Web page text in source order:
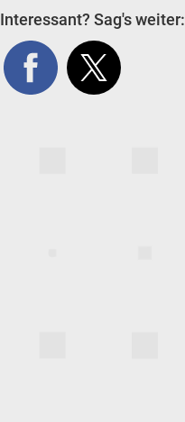
Interessant? Sag's weiter: